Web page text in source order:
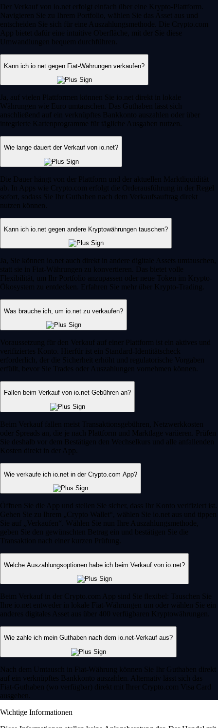
Der Verkauf von io.net erfolgt einfach über eine Krypto-Plattform.
Navigieren Sie zu Ihrem Portfolio, wählen Sie das Asset aus und
entscheiden Sie sich für eine Auszahlungsmethode. Die Crypto.com
App bietet dafür eine intuitive Oberfläche, mit der Sie diese
Umwandlungen bequem durchführen.
Kann ich io.net gegen Fiat-Währungen verkaufen?
Ja, auf vielen Plattformen können Sie io.net direkt in lokale
Währungen wie Euro umtauschen. Das Guthaben lässt sich
anschließend auf ein verknüpftes Bankkonto auszahlen oder über
integrierte Kartenprogramme für tägliche Ausgaben nutzen.
Wie lange dauert der Verkauf von io.net?
Die Dauer hängt von der Plattform und der aktuellen Marktliquidität
ab. In Apps wie Crypto.com erfolgt die Orderausführung in der Regel
sofort, sodass Sie Ihr Guthaben nach dem Verkaufsauftrag direkt
nutzen können.
Kann ich io.net gegen andere Kryptowährungen tauschen?
Ja, Sie können io.net auch direkt in andere digitale Assets umtauschen,
statt sie in Fiat-Währungen zu konvertieren. Das bietet volle
Flexibilität, um Ihr Portfolio anzupassen oder neue Token im Krypto-
Ökosystem zu entdecken. Erfahren Sie mehr über Krypto-Trading.
Was brauche ich, um io.net zu verkaufen?
Voraussetzung für den Verkauf auf einer Plattform ist ein aktives und
verifiziertes Konto. Hierfür ist ein Standard-Identitätscheck
erforderlich, der die Sicherheit erhöht und regulatorische Vorgaben
erfüllt, bevor Sie Trades oder Auszahlungen vornehmen können.
Fallen beim Verkauf von io.net-Gebühren an?
Beim Verkauf fallen meist Transaktionsgebühren, Netzwerkkosten
oder Spreads an, die je nach Plattform und Marktlage variieren. Prüfen
Sie deshalb vor dem Bestätigen den Wechselkurs und alle anfallenden
Kosten direkt in der App.
Wie verkaufe ich io.net in der Crypto.com App?
Öffnen Sie die App und stellen Sie sicher, dass Ihr Konto verifiziert ist.
Gehen Sie zu Ihrem „Crypto Wallet“, wählen Sie io.net aus und tippen
Sie auf „Verkaufen“. Wählen Sie nun Ihre Auszahlungsmethode,
geben Sie den gewünschten Betrag ein und bestätigen Sie die
Transaktion nach einer kurzen Prüfung.
Welche Auszahlungsoptionen habe ich beim Verkauf von io.net?
Beim Verkauf in der Crypto.com App sind Sie flexibel: Tauschen Sie
Ihre io.net entweder in lokale Fiat-Währungen um oder wählen Sie ein
anderes digitales Asset aus über 400 verfügbaren Kryptowährungen.
Wie zahle ich mein Guthaben nach dem io.net-Verkauf aus?
Nach dem Umtausch in Fiat-Währung können Sie Ihr Guthaben direkt
auf ein verknüpftes Bankkonto auszahlen. Alternativ lässt sich das
Fiat-Guthaben (wo verfügbar) direkt mit Ihrer Crypto.com Visa Card
ausgeben.
Wichtige Informationen